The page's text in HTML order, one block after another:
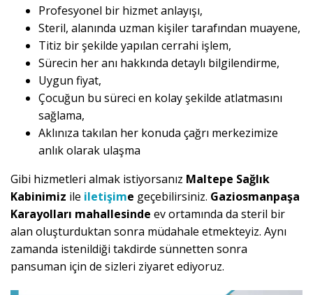
Profesyonel bir hizmet anlayışı,
Steril, alanında uzman kişiler tarafından muayene,
Titiz bir şekilde yapılan cerrahi işlem,
Sürecin her anı hakkında detaylı bilgilendirme,
Uygun fiyat,
Çocuğun bu süreci en kolay şekilde atlatmasını
sağlama,
Aklınıza takılan her konuda çağrı merkezimize
anlık olarak ulaşma
Gibi hizmetleri almak istiyorsanız Maltepe Sağlık
Kabinimiz ile iletişime geçebilirsiniz. Gaziosmanpaşa
Karayolları mahallesinde ev ortamında da steril bir
alan oluşturduktan sonra müdahale etmekteyiz. Aynı
zamanda istenildiği takdirde sünnetten sonra
pansuman için de sizleri ziyaret ediyoruz.